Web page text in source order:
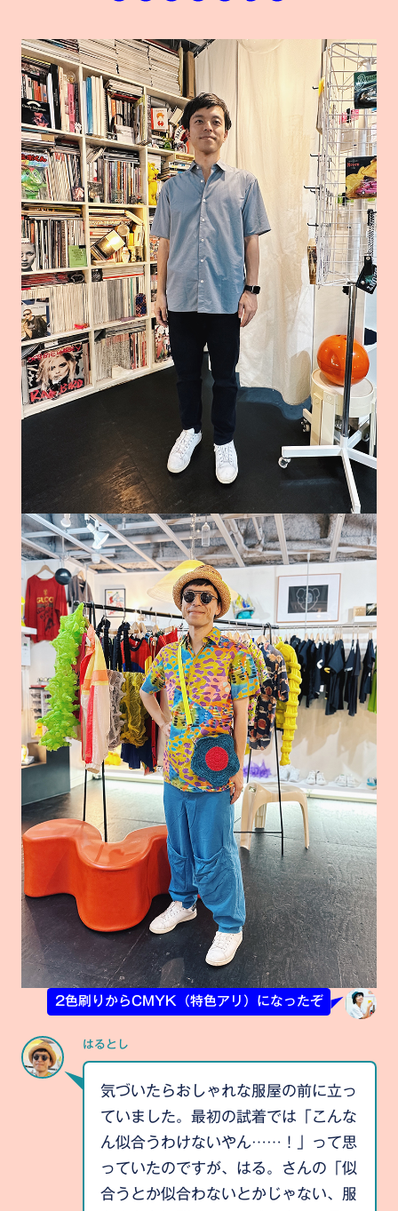
2色刷りからCMYK（特色アリ）になったぞ
はるとし
気づいたらおしゃれな服屋の前に立っ
ていました。最初の試着では「こんな
ん似合うわけないやん……！」って思
っていたのですが、はる。さんの「似
合うとか似合わないとかじゃない、服